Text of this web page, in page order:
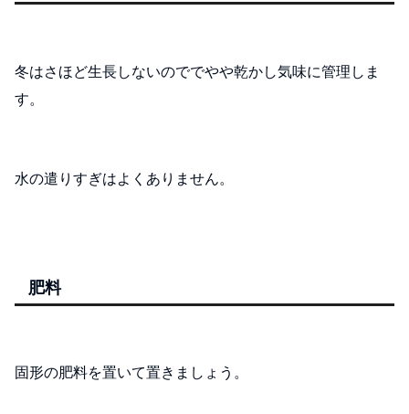
冬はさほど生長しないのででやや乾かし気味に管理しま
す。
水の遣りすぎはよくありません。
肥料
固形の肥料を置いて置きましょう。